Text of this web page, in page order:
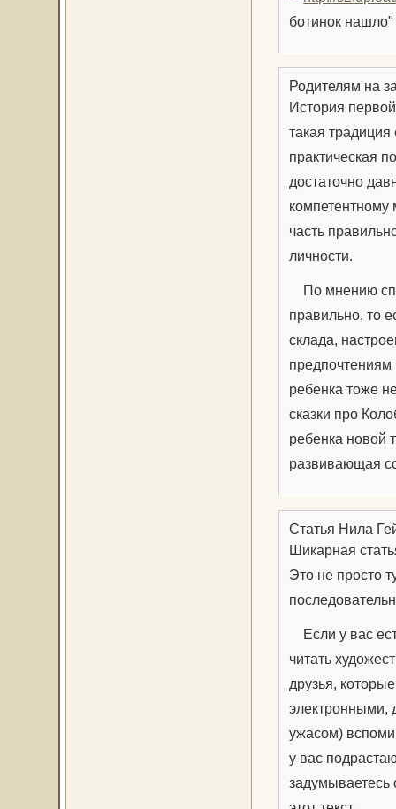
ботинок
Родителям на
История
такая
практическая
достаточно
часть
личности.
По мнению
правильно, то
склада,
ребенка тоже
сказки про
ребенка новой
развивающая
Статья Нила
Шикарная
Это не просто
Если у вас
читать
друзья,
электронными,
ужасом)
у вас
задумываетесь